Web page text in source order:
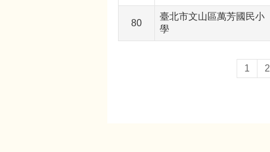
80
臺北市文山區萬芳國民小
學
1 2